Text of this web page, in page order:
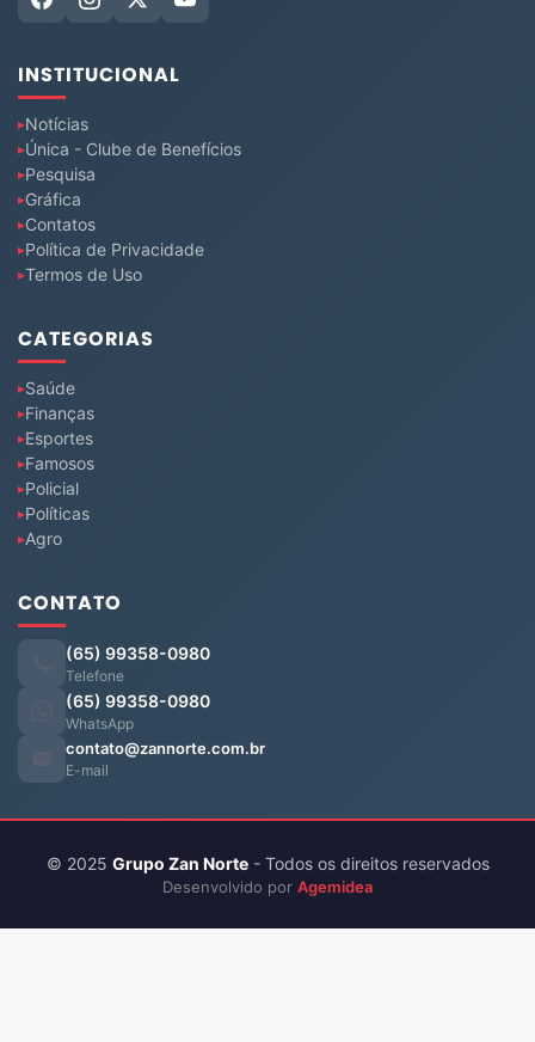
INSTITUCIONAL
Notícias
Única - Clube de Benefícios
Pesquisa
Gráfica
Contatos
Política de Privacidade
Termos de Uso
CATEGORIAS
Saúde
Finanças
Esportes
Famosos
Policial
Políticas
Agro
CONTATO
(65) 99358-0980
Telefone
(65) 99358-0980
WhatsApp
contato@zannorte.com.br
E-mail
© 2025 Grupo Zan Norte- Todos os direitos reservados
Desenvolvido por Agemidea